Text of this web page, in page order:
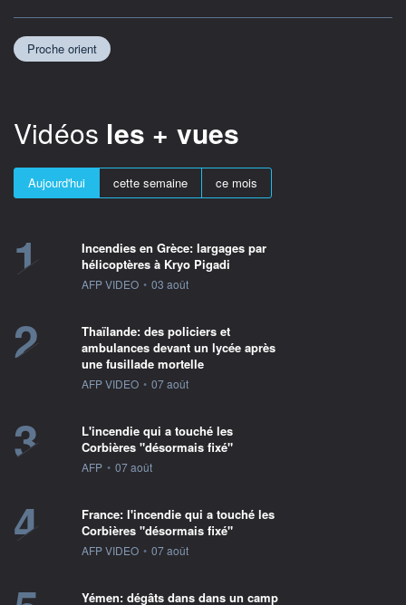
Proche orient
Vidéos les + vues
Aujourd'hui cette semaine ce mois
1
Incendies en Grèce: largages par
hélicoptères à Kryo Pigadi
information fournie par
AFP VIDEO • 03 août
2
Thaïlande: des policiers et
ambulances devant un lycée après
une fusillade mortelle
information fournie par
AFP VIDEO • 07 août
3
L'incendie qui a touché les
Corbières "désormais fixé"
information fournie par
AFP • 07 août
4
France: l'incendie qui a touché les
Corbières "désormais fixé"
information fournie par
AFP VIDEO • 07 août
Yémen: dégâts dans dans un camp